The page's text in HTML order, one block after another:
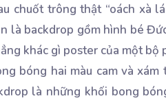
chuốt trông thật “oách xà
là backdrop gồm hình bé
khác gì poster của một
bóng hai màu cam và
là những khối bong